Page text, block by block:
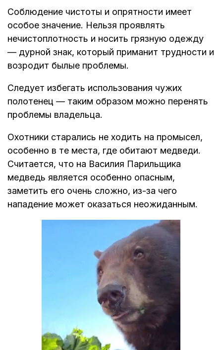
Соблюдение чистоты и опрятности имеет
особое значение. Нельзя проявлять
нечистоплотность и носить грязную одежду
— дурной знак, который приманит трудности и
возродит былые проблемы.
Следует избегать использования чужих
полотенец — таким образом можно перенять
проблемы владельца.
Охотники старались не ходить на промысел,
особенно в те места, где обитают медведи.
Считается, что на Василия Парильщика
медведь является особенно опасным,
заметить его очень сложно, из-за чего
нападение может оказаться неожиданным.